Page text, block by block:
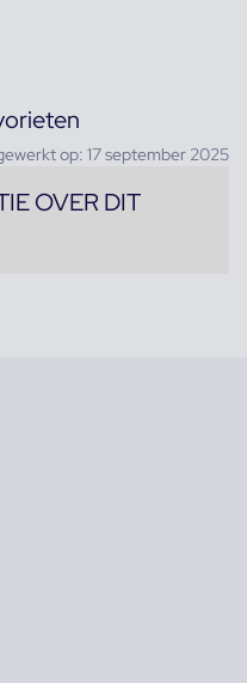
op: 17 september 2025
OVER DIT